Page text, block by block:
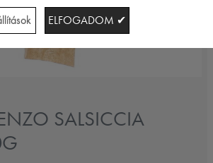
SALSICCIA
ELFOGADOM ✔